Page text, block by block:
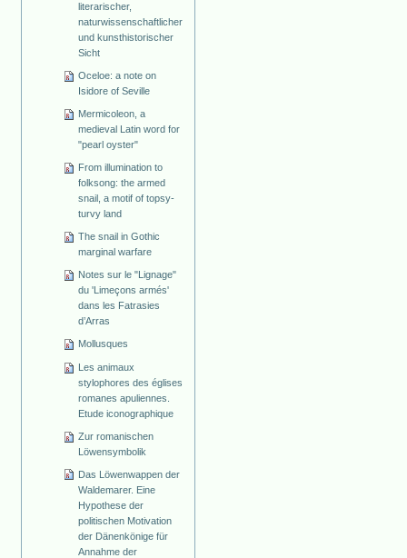
literarischer,
naturwissenschaftlicher
und kunsthistorischer
Sicht
Oceloe: a note on
Isidore of Seville
Mermicoleon, a
medieval Latin word for
"pearl oyster"
From illumination to
folksong: the armed
snail, a motif of topsy-
turvy land
The snail in Gothic
marginal warfare
Notes sur le "Lignage"
du 'Limeçons armés'
dans les Fatrasies
d’Arras
Mollusques
Les animaux
stylophores des églises
romanes apuliennes.
Etude iconographique
Zur romanischen
Löwensymbolik
Das Löwenwappen der
Waldemarer. Eine
Hypothese der
politischen Motivation
der Dänenkönige für
Annahme der